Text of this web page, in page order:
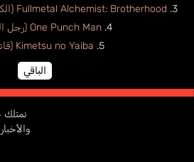
Fullmetal Alchemist: Brotherhood (الكيميائي المعدني الكامل: الأخوة)
One Punch Man (رجل اللكمة الواحدة)
Kimetsu no Yaiba (قاتل الشياطين)
الباقي